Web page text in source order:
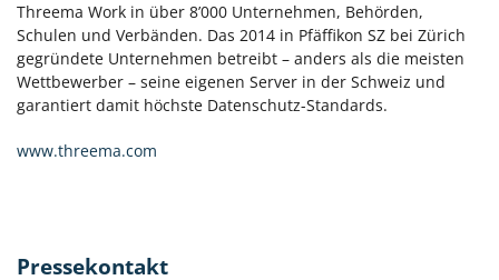
Threema Work in über 8’000 Unternehmen, Behörden,
Schulen und Verbänden. Das 2014 in Pfäffikon SZ bei Zürich
gegründete Unternehmen betreibt – anders als die meisten
Wettbewerber – seine eigenen Server in der Schweiz und
garantiert damit höchste Datenschutz-Standards.
www.threema.com
Pressekontakt